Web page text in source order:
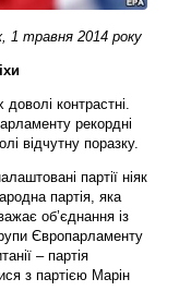
1 травня 2014 року
контрастні.
рекордні
відчутну поразку.
партії ніяк
партія, яка
об’єднання із
Європарламенту
– партія
з партією Марін